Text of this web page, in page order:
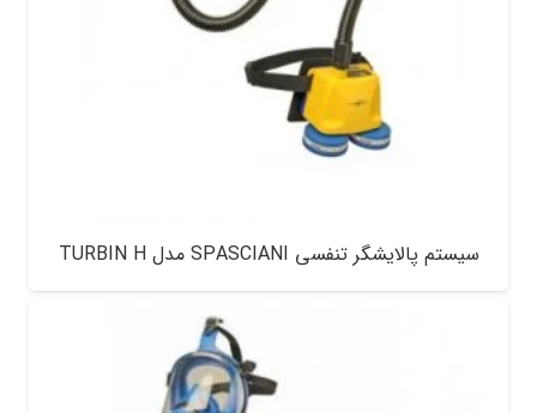
سیستم پالایشگر تنفسی SPASCIANI مدل TURBIN H